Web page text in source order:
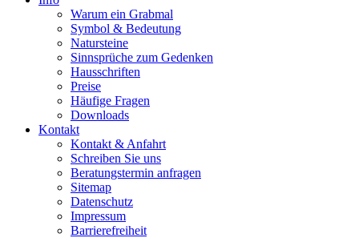
Warum ein Grabmal
Symbol & Bedeutung
Natursteine
Sinnsprüche zum Gedenken
Hausschriften
Preise
Häufige Fragen
Downloads
Kontakt
Kontakt & Anfahrt
Schreiben Sie uns
Beratungstermin anfragen
Sitemap
Datenschutz
Impressum
Barrierefreiheit